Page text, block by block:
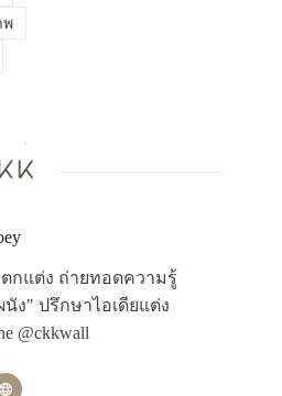
พ
กแต่ง ถ่ายทอดความรู้
ง" ปรึกษาไอเดียแต่ง
@ckkwall